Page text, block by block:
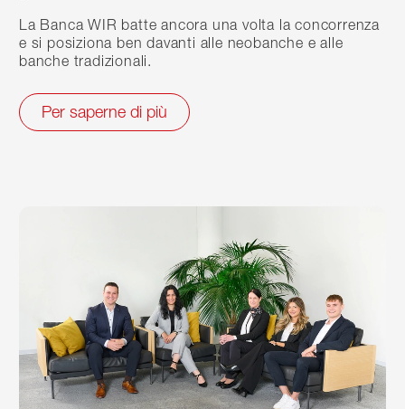
La Banca WIR batte ancora una volta la concorrenza
e si posiziona ben davanti alle neobanche e alle
banche tradizionali.
Per saperne di più